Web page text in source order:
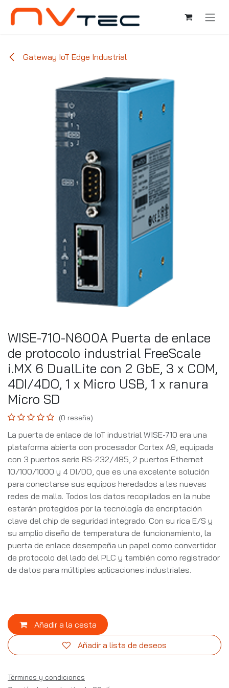
Ir al contenido
Gateway IoT Edge Industrial
WISE-710-N600A Puerta de enlace
de protocolo industrial FreeScale
i.MX 6 DualLite con 2 GbE, 3 x COM,
4DI/4DO, 1 x Micro USB, 1 x ranura
Micro SD
(0 reseña)
La puerta de enlace de IoT industrial WISE-710 era una
plataforma abierta con procesador Cortex A9, equipada
con 3 puertos serie RS-232/485, 2 puertos Ethernet
10/100/1000 y 4 DI/DO, que es una excelente solución
para conectarse sus equipos heredados a las nuevas
redes de malla. Todos los datos recopilados en la nube
estarán protegidos por la tecnología de encriptación
clave del chip de seguridad integrado. Con su rica E/S y
su amplio diseño de temperatura de funcionamiento, la
puerta de enlace desempeña un papel como convertidor
de protocolo del lado del PLC y también como registrador
de datos para múltiples aplicaciones industriales.
Añadir a la cesta
Añadir a lista de deseos
Términos y condiciones